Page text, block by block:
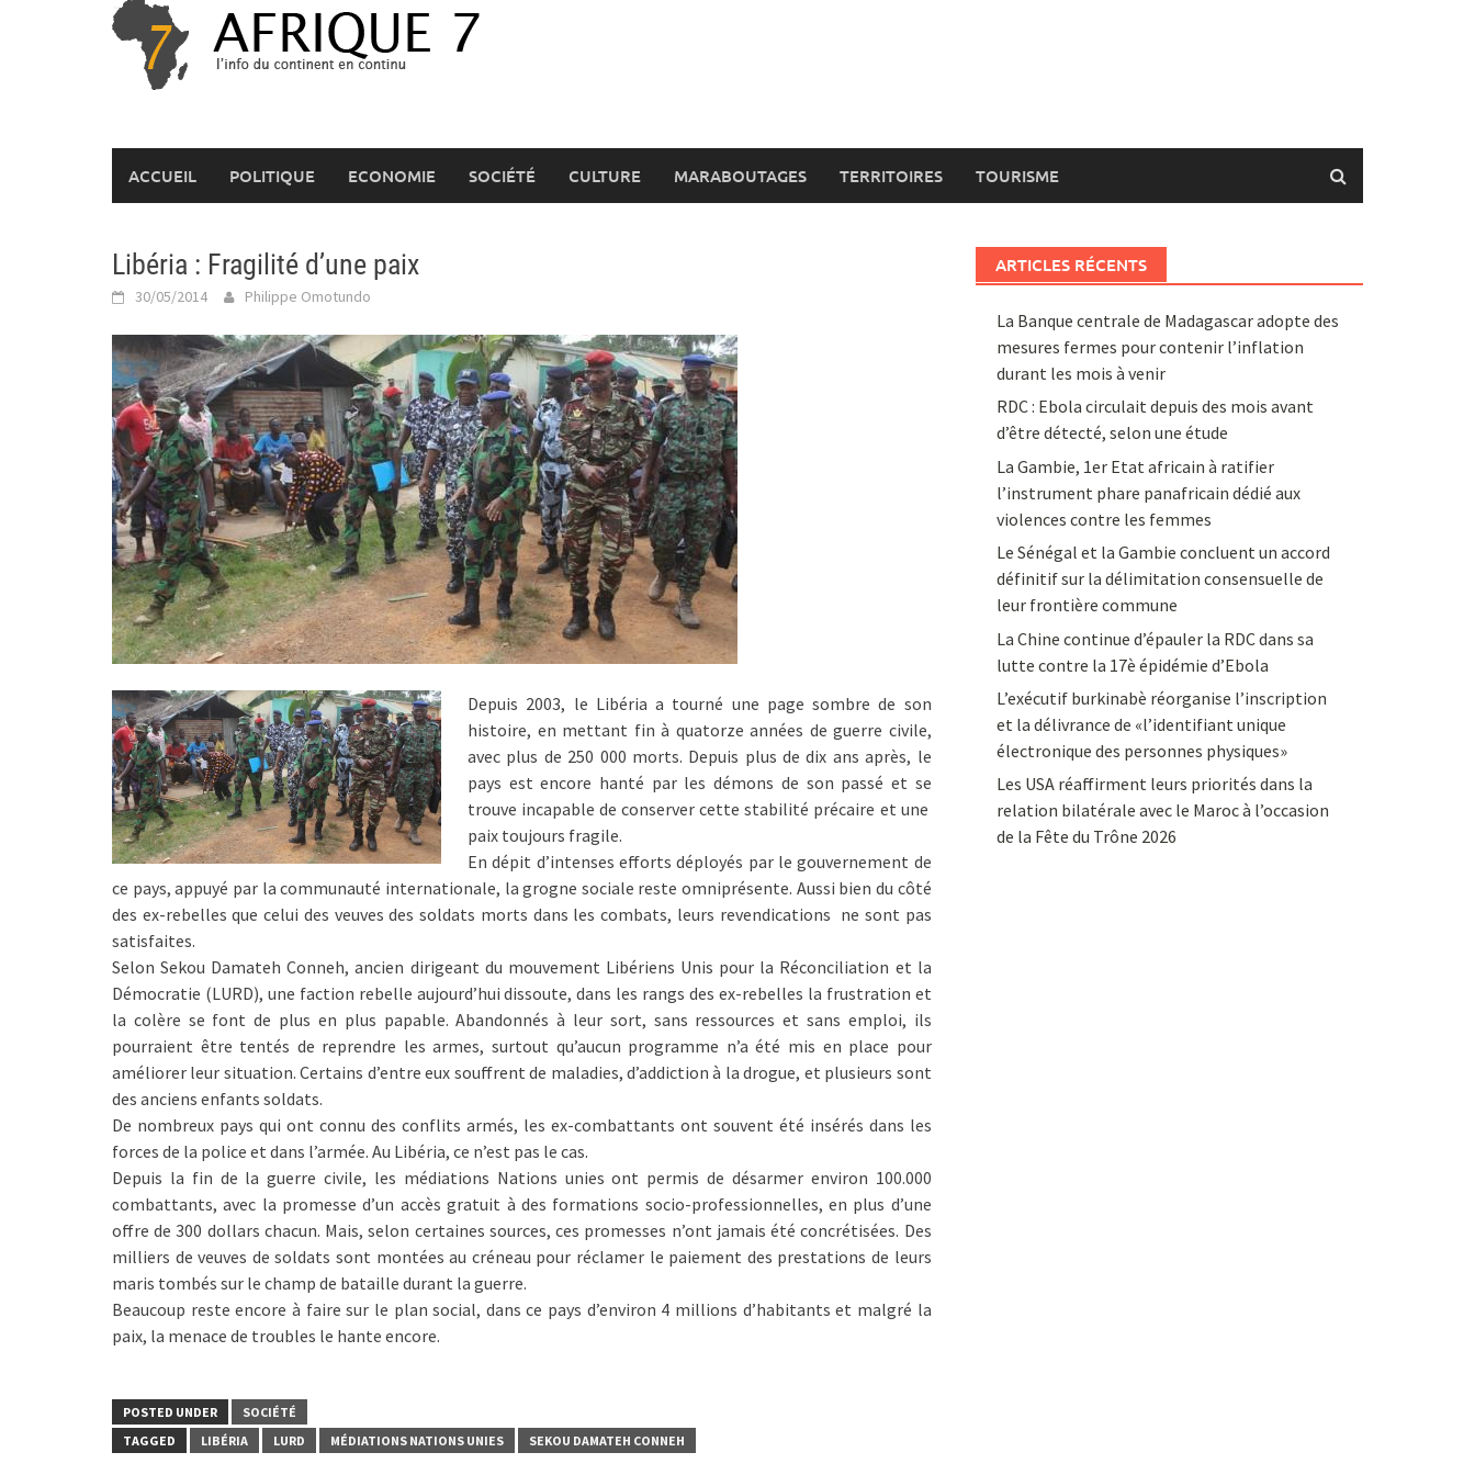
ACCUEIL POLITIQUE ECONOMIE SOCIÉTÉ CULTURE MARABOUTAGES TERRITOIRES TOURISME
Libéria : Fragilité d’une paix
30/05/2014 Philippe Omotundo
Depuis 2003, le Libéria a tourné une page sombre de son
histoire, en mettant fin à quatorze années de guerre civile,
avec plus de 250 000 morts. Depuis plus de dix ans après, le
pays est encore hanté par les démons de son passé et se
trouve incapable de conserver cette stabilité précaire et une
paix toujours fragile.
En dépit d’intenses efforts déployés par le gouvernement de
ce pays, appuyé par la communauté internationale, la grogne sociale reste omniprésente. Aussi bien du côté
des ex-rebelles que celui des veuves des soldats morts dans les combats, leurs revendications ne sont pas
satisfaites.
Selon Sekou Damateh Conneh, ancien dirigeant du mouvement Libériens Unis pour la Réconciliation et la
Démocratie (LURD), une faction rebelle aujourd’hui dissoute, dans les rangs des ex-rebelles la frustration et
la colère se font de plus en plus papable. Abandonnés à leur sort, sans ressources et sans emploi, ils
pourraient être tentés de reprendre les armes, surtout qu’aucun programme n’a été mis en place pour
améliorer leur situation. Certains d’entre eux souffrent de maladies, d’addiction à la drogue, et plusieurs sont
des anciens enfants soldats.
De nombreux pays qui ont connu des conflits armés, les ex-combattants ont souvent été insérés dans les
forces de la police et dans l’armée. Au Libéria, ce n’est pas le cas.
Depuis la fin de la guerre civile, les médiations Nations unies ont permis de désarmer environ 100.000
combattants, avec la promesse d’un accès gratuit à des formations socio-professionnelles, en plus d’une
offre de 300 dollars chacun. Mais, selon certaines sources, ces promesses n’ont jamais été concrétisées. Des
milliers de veuves de soldats sont montées au créneau pour réclamer le paiement des prestations de leurs
maris tombés sur le champ de bataille durant la guerre.
Beaucoup reste encore à faire sur le plan social, dans ce pays d’environ 4 millions d’habitants et malgré la
paix, la menace de troubles le hante encore.
POSTED UNDER
SOCIÉTÉ
TAGGED
LIBÉRIA LURD MÉDIATIONS NATIONS UNIES SEKOU DAMATEH CONNEH
ARTICLES RÉCENTS
La Banque centrale de Madagascar adopte des
mesures fermes pour contenir l’inflation
durant les mois à venir
RDC : Ebola circulait depuis des mois avant
d’être détecté, selon une étude
La Gambie, 1er Etat africain à ratifier
l’instrument phare panafricain dédié aux
violences contre les femmes
Le Sénégal et la Gambie concluent un accord
définitif sur la délimitation consensuelle de
leur frontière commune
La Chine continue d’épauler la RDC dans sa
lutte contre la 17è épidémie d’Ebola
L’exécutif burkinabè réorganise l’inscription
et la délivrance de «l’identifiant unique
électronique des personnes physiques»
Les USA réaffirment leurs priorités dans la
relation bilatérale avec le Maroc à l’occasion
de la Fête du Trône 2026